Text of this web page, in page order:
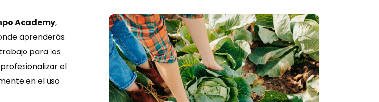
Academy,
aprenderás
para los
el
en el uso